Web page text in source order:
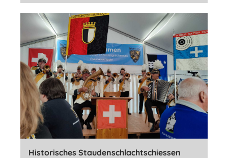
Historisches Staudenschlachtschiessen